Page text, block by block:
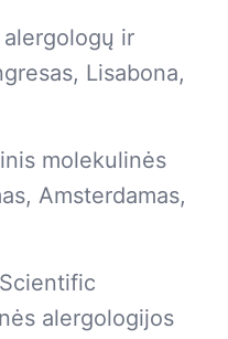
alergologų ir
Lisabona,
molekulinės
Amsterdamas,
alergologijos